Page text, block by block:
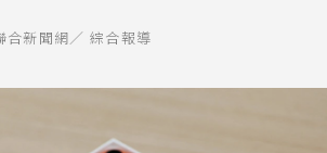
合新聞網／ 綜合報導